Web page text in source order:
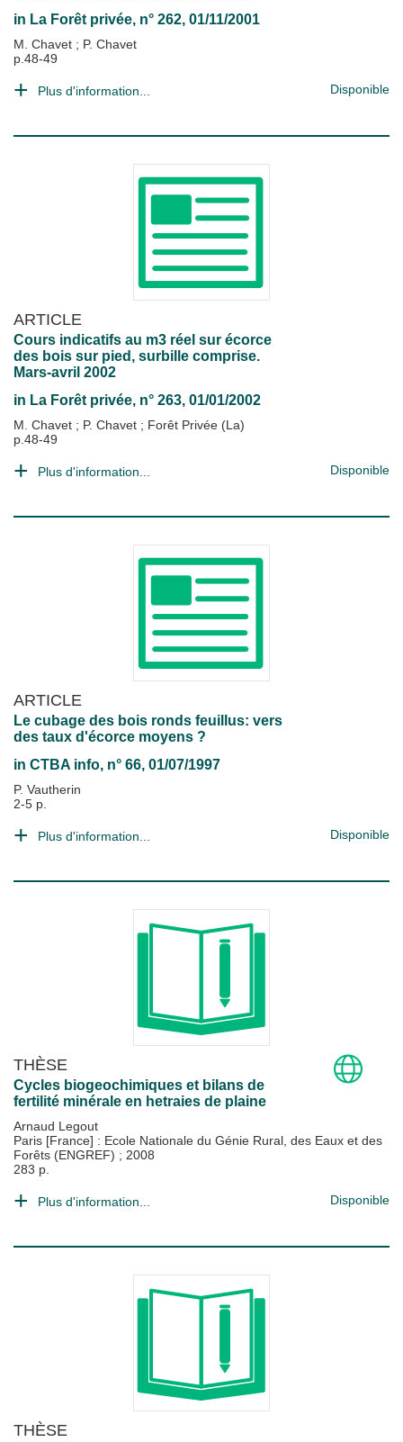
in La Forêt privée, n° 262, 01/11/2001
M. Chavet ; P. Chavet
p.48-49
Plus d'information... Disponible
ARTICLE
Cours indicatifs au m3 réel sur écorce
des bois sur pied, surbille comprise.
Mars-avril 2002
in La Forêt privée, n° 263, 01/01/2002
M. Chavet ; P. Chavet ; Forêt Privée (La)
p.48-49
Plus d'information... Disponible
ARTICLE
Le cubage des bois ronds feuillus: vers
des taux d'écorce moyens ?
in CTBA info, n° 66, 01/07/1997
P. Vautherin
2-5 p.
Plus d'information... Disponible
THÈSE
Cycles biogeochimiques et bilans de
fertilité minérale en hetraies de plaine
Arnaud Legout
Paris [France] : Ecole Nationale du Génie Rural, des Eaux et des
Forêts (ENGREF) ; 2008
283 p.
Plus d'information... Disponible
THÈSE